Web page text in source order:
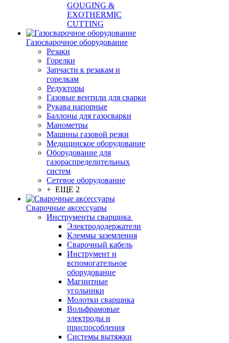
GOUGING &
EXOTHERMIC
CUTTING
Газосварочное оборудование
Резаки
Горелки
Запчасти к резакам и
горелкам
Редукторы
Газовые вентили для сварки
Рукава напорные
Баллоны для газосварки
Манометры
Машины газовой резки
Медицинское оборудование
Оборудование для
газораспределительных
систем
Сетевое оборудование
+ ЕЩЕ 2
Сварочные аксессуары
Инструменты сварщика
Электрододержатели
Клеммы заземления
Сварочный кабель
Инструмент и
вспомогательное
оборудование
Магнитные
угольники
Молотки сварщика
Вольфрамовые
электроды и
приспособления
Системы вытяжки